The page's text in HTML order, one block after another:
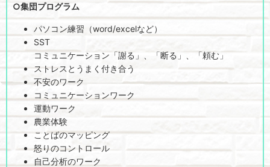
○集団プログラム
パソコン練習（word/excelなど）
SST
コミュニケーション「謝る」、「断る」、「頼む」
ストレスとうまく付き合う
不安のワーク
コミュニケーションワーク
運動ワーク
農業体験
ことばのマッピング
怒りのコントロール
自己分析のワーク